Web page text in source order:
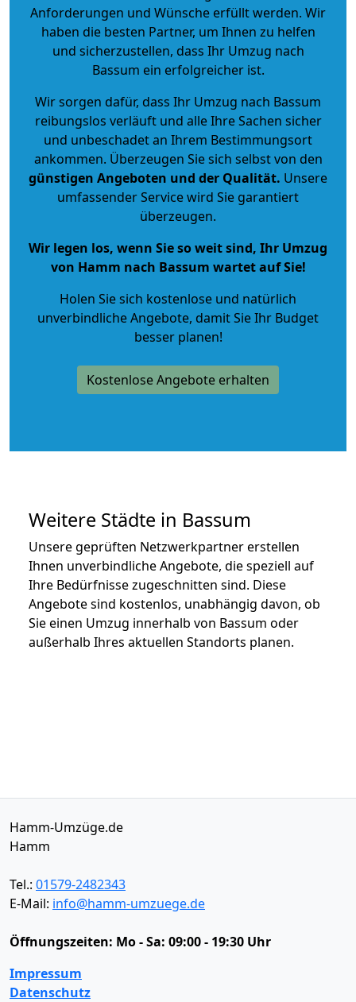
Anforderungen und Wünsche erfüllt werden. Wir
haben die besten Partner, um Ihnen zu helfen
und sicherzustellen, dass Ihr Umzug nach
Bassum ein erfolgreicher ist.
Wir sorgen dafür, dass Ihr Umzug nach Bassum
reibungslos verläuft und alle Ihre Sachen sicher
und unbeschadet an Ihrem Bestimmungsort
ankommen. Überzeugen Sie sich selbst von den
günstigen Angeboten und der Qualität. Unsere
umfassender Service wird Sie garantiert
überzeugen.
Wir legen los, wenn Sie so weit sind, Ihr Umzug
von Hamm nach Bassum wartet auf Sie!
Holen Sie sich kostenlose und natürlich
unverbindliche Angebote, damit Sie Ihr Budget
besser planen!
Kostenlose Angebote erhalten
Weitere Städte in Bassum
Unsere geprüften Netzwerkpartner erstellen
Ihnen unverbindliche Angebote, die speziell auf
Ihre Bedürfnisse zugeschnitten sind. Diese
Angebote sind kostenlos, unabhängig davon, ob
Sie einen Umzug innerhalb von Bassum oder
außerhalb Ihres aktuellen Standorts planen.
Hamm-Umzüge.de
Hamm
Tel.: 01579-2482343
E-Mail: info@hamm-umzuege.de
Öffnungszeiten: Mo - Sa: 09:00 - 19:30 Uhr
Impressum
Datenschutz